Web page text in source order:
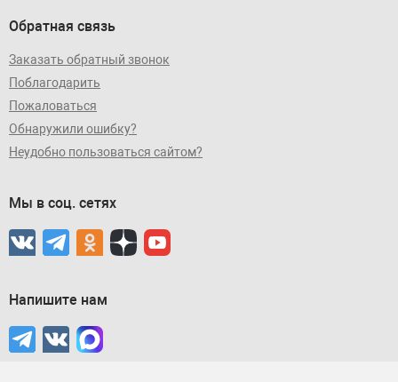
Обратная связь
Заказать обратный звонок
Поблагодарить
Пожаловаться
Обнаружили ошибку?
Неудобно пользоваться сайтом?
Мы в соц. сетях
Напишите нам